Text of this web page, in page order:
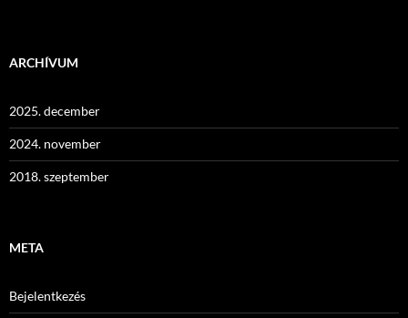
ARCHÍVUM
2025. december
2024. november
2018. szeptember
META
Bejelentkezés